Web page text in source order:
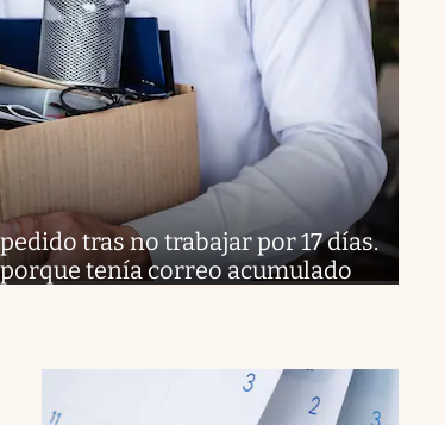
tras no trabajar por 17 días.
tenía correo acumulado